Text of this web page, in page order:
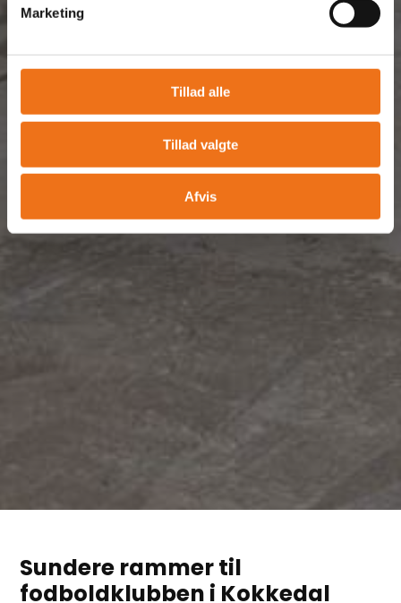
Marketing
Tillad alle
Tillad valgte
Afvis
Sundere rammer til
fodboldklubben i Kokkedal